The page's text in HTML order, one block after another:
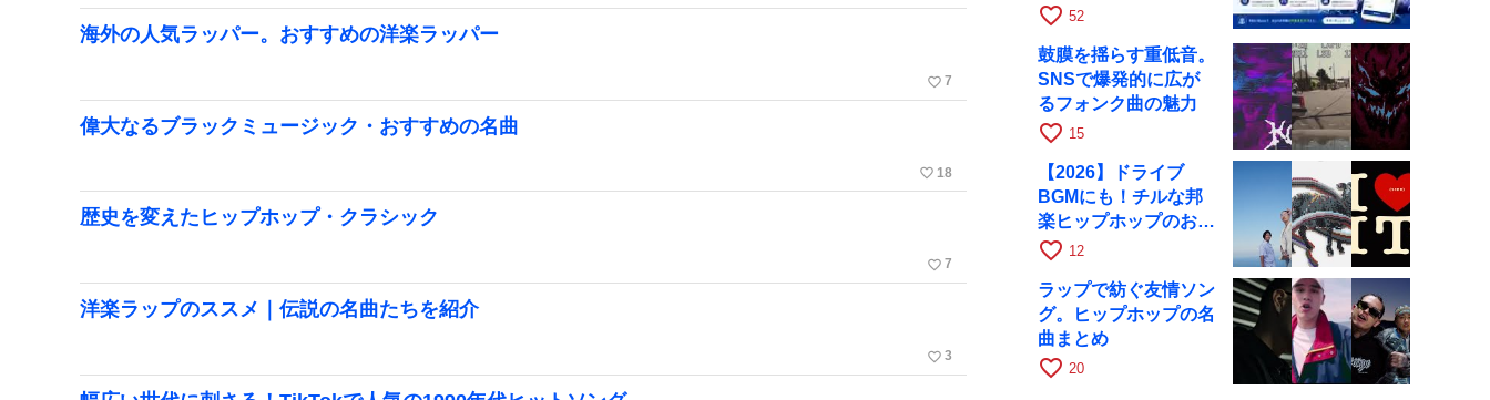
海外の人気ラッパー。おすすめの洋楽ラッパー
favorite_border 7
偉大なるブラックミュージック・おすすめの名曲
favorite_border 18
歴史を変えたヒップホップ・クラシック
favorite_border 7
洋楽ラップのススメ｜伝説の名曲たちを紹介
favorite_border 3
開始
favorite_border 52
鼓膜を揺らす重低音。
SNSで爆発的に広が
るフォンク曲の魅力
favorite_border 15
【2026】ドライブ
BGMにも！チルな邦
楽ヒップホップのおす
すめ曲まとめ
favorite_border 12
ラップで紡ぐ友情ソン
グ。ヒップホップの名
曲まとめ
favorite_border 20